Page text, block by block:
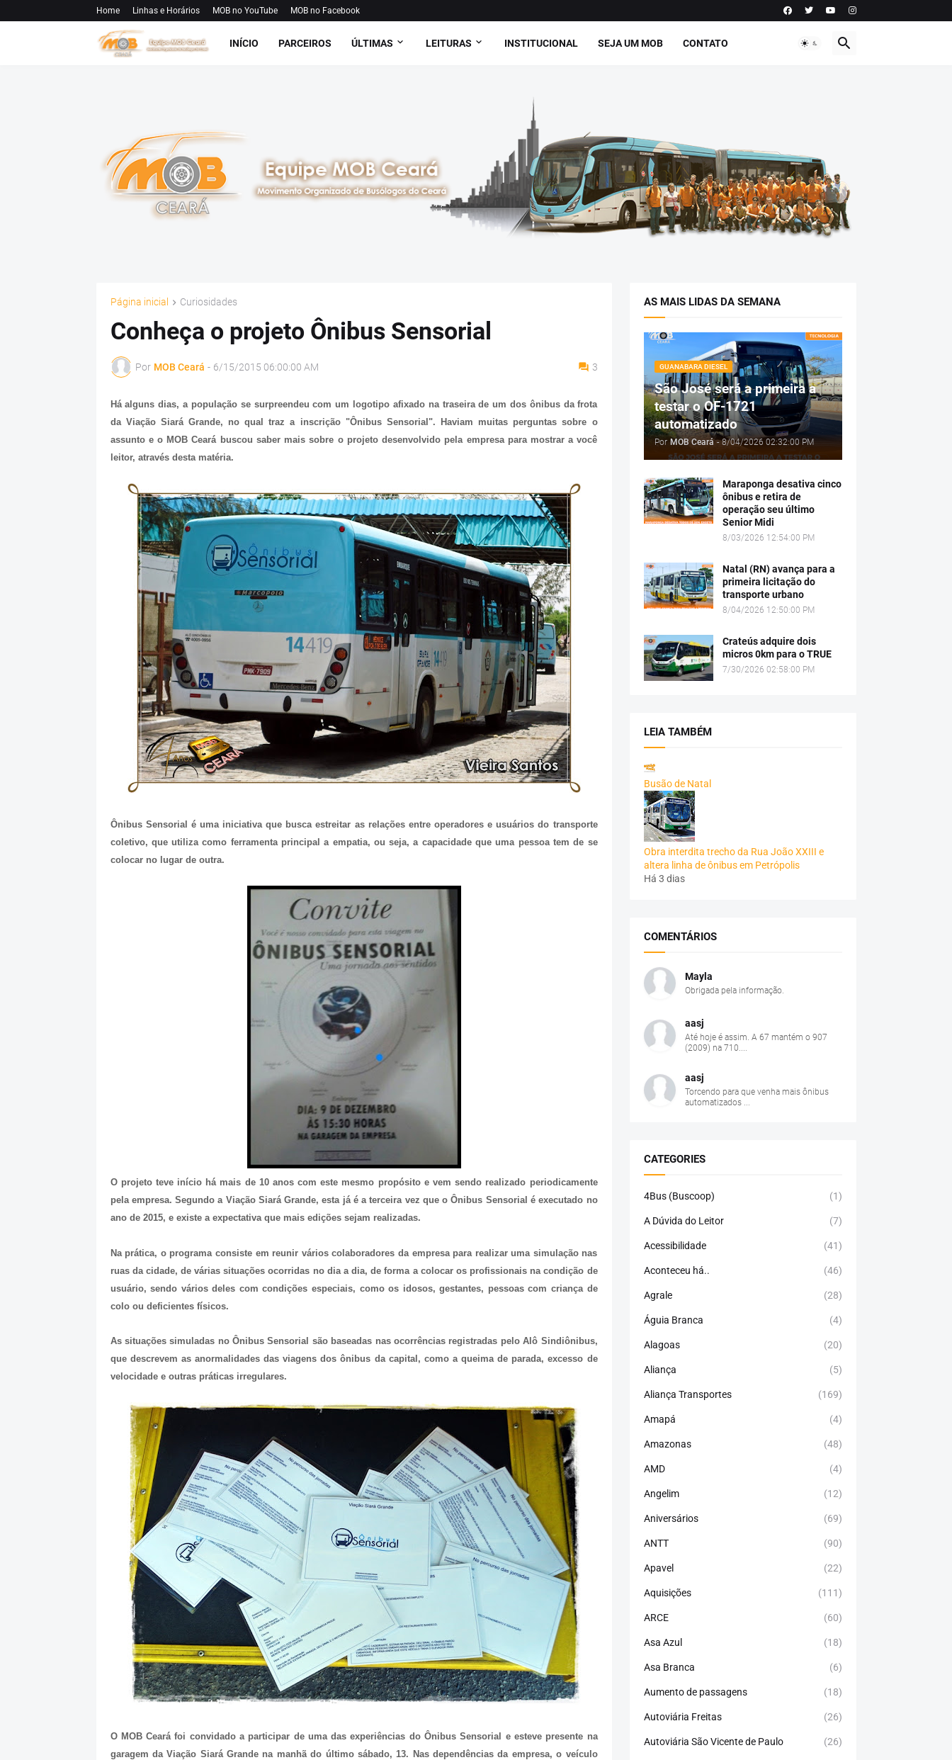
Home Linhas e Horários MOB no YouTube MOB no Facebook
INÍCIO PARCEIROS ÚLTIMAS LEITURAS INSTITUCIONAL SEJA UM MOB CONTATO
Página inicial Curiosidades
Conheça o projeto Ônibus Sensorial
Por MOB Ceará - 6/15/2015 06:00:00 AM 3
Há alguns dias, a população se surpreendeu com um logotipo afixado na traseira de um dos ônibus da frota
da Viação Siará Grande, no qual traz a inscrição "Ônibus Sensorial". Haviam muitas perguntas sobre o
assunto e o MOB Ceará buscou saber mais sobre o projeto desenvolvido pela empresa para mostrar a você
leitor, através desta matéria.
Ônibus Sensorial é uma iniciativa que busca estreitar as relações entre operadores e usuários do transporte
coletivo, que utiliza como ferramenta principal a empatia, ou seja, a capacidade que uma pessoa tem de se
colocar no lugar de outra.
O projeto teve início há mais de 10 anos com este mesmo propósito e vem sendo realizado periodicamente
pela empresa. Segundo a Viação Siará Grande, esta já é a terceira vez que o Ônibus Sensorial é executado no
ano de 2015, e existe a expectativa que mais edições sejam realizadas.
Na prática, o programa consiste em reunir vários colaboradores da empresa para realizar uma simulação nas
ruas da cidade, de várias situações ocorridas no dia a dia, de forma a colocar os profissionais na condição de
usuário, sendo vários deles com condições especiais, como os idosos, gestantes, pessoas com criança de
colo ou deficientes físicos.
As situações simuladas no Ônibus Sensorial são baseadas nas ocorrências registradas pelo Alô Sindiônibus,
que descrevem as anormalidades das viagens dos ônibus da capital, como a queima de parada, excesso de
velocidade e outras práticas irregulares.
O MOB Ceará foi convidado a participar de uma das experiências do Ônibus Sensorial e esteve presente na
garagem da Viação Siará Grande na manhã do último sábado, 13. Nas dependências da empresa, o veículo
AS MAIS LIDAS DA SEMANA
GUANABARA DIESEL
São José será a primeira a
testar o OF-1721
automatizado
Por MOB Ceará - 8/04/2026 02:32:00 PM
Maraponga desativa cinco
ônibus e retira de
operação seu último
Senior Midi
8/03/2026 12:54:00 PM
Natal (RN) avança para a
primeira licitação do
transporte urbano
8/04/2026 12:50:00 PM
Crateús adquire dois
micros 0km para o TRUE
7/30/2026 02:58:00 PM
LEIA TAMBÉM
Busão de Natal
Obra interdita trecho da Rua João XXIII e
altera linha de ônibus em Petrópolis
Há 3 dias
COMENTÁRIOS
Mayla
Obrigada pela informação.
aasj
Até hoje é assim. A 67 mantém o 907
(2009) na 710....
aasj
Torcendo para que venha mais ônibus
automatizados ...
CATEGORIES
4Bus (Buscoop) (1)
A Dúvida do Leitor (7)
Acessibilidade (41)
Aconteceu há.. (46)
Agrale (28)
Águia Branca (4)
Alagoas (20)
Aliança (5)
Aliança Transportes (169)
Amapá (4)
Amazonas (48)
AMD (4)
Angelim (12)
Aniversários (69)
ANTT (90)
Apavel (22)
Aquisições (111)
ARCE (60)
Asa Azul (18)
Asa Branca (6)
Aumento de passagens (18)
Autoviária Freitas (26)
Autoviária São Vicente de Paulo (26)